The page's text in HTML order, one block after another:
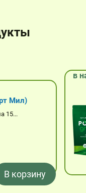
Мил)
15...
В корзину
в